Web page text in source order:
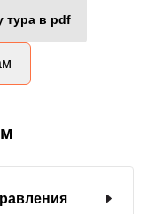
тура в pdf